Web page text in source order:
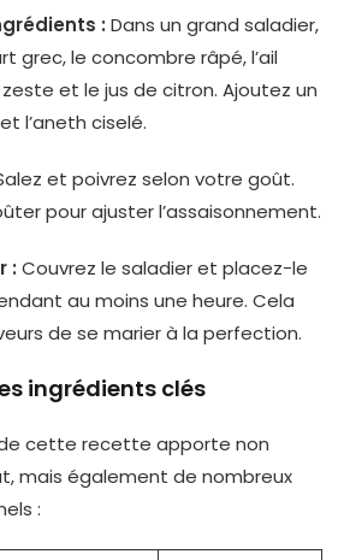
: Dans un grand saladier,
grec, le concombre râpé, l’ail
et le jus de citron. Ajoutez un
l’aneth ciselé.
et poivrez selon votre goût.
pour ajuster l’assaisonnement.
: Couvrez le saladier et placez-le
au moins une heure. Cela
de se marier à la perfection.
ingrédients clés
cette recette apporte non
mais également de nombreux
: